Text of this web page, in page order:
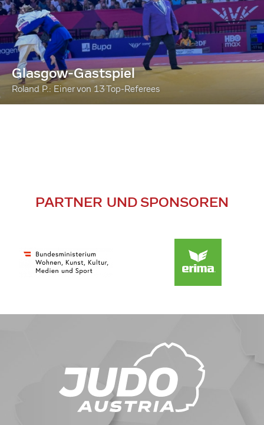
Glasgow-Gastspiel
Roland P.: Einer von 13 Top-Referees
PARTNER UND SPONSOREN